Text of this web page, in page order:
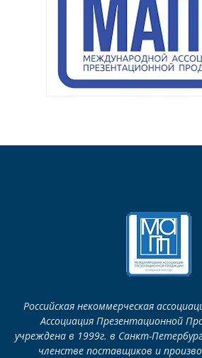
Российская некоммерческая
Ассоциация Презентационной
учреждена в 1999г. в Санкт-
членстве поставщиков и